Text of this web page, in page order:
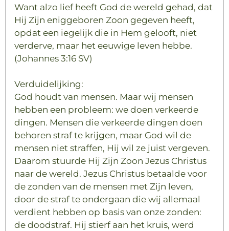
Want alzo lief heeft God de wereld gehad, dat
Hij Zijn eniggeboren Zoon gegeven heeft,
opdat een iegelijk die in Hem gelooft, niet
verderve, maar het eeuwige leven hebbe.
(Johannes 3:16 SV)
Verduidelijking:
God houdt van mensen. Maar wij mensen
hebben een probleem: we doen verkeerde
dingen. Mensen die verkeerde dingen doen
behoren straf te krijgen, maar God wil de
mensen niet straffen, Hij wil ze juist vergeven.
Daarom stuurde Hij Zijn Zoon Jezus Christus
naar de wereld. Jezus Christus betaalde voor
de zonden van de mensen met Zijn leven,
door de straf te ondergaan die wij allemaal
verdient hebben op basis van onze zonden:
de doodstraf. Hij stierf aan het kruis, werd